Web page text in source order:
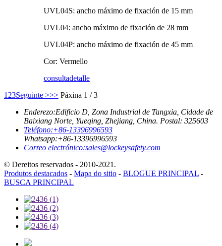
UVL04S: ancho máximo de fixación de 15 mm
UVL04: ancho máximo de fixación de 28 mm
UVL04P: ancho máximo de fixación de 45 mm
Cor: Vermello
consultadetalle
1 23Seguinte >>> Páxina 1 / 3
Enderezo:Edificio D, Zona Industrial de Tangxia, Cidade de
Baixiang Norte, Yueqing, Zhejiang, China. Postal: 325603
Teléfono:+86-13396996593
Whatsapp:+86-13396996593
Correo electrónico:sales@lockeysafety.com
© Dereitos reservados - 2010-2021.
Produtos destacados - Mapa do sitio - BLOGUE PRINCIPAL -
BUSCA PRINCIPAL